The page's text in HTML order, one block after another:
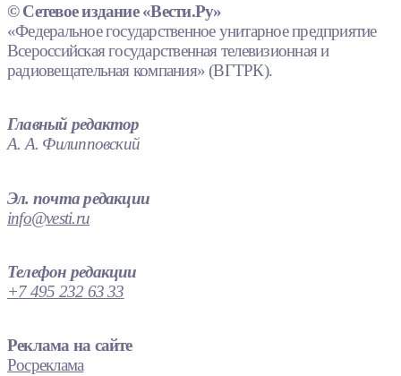
© Сетевое издание «Вести.Ру»
«Федеральное государственное унитарное предприятие
Всероссийская государственная телевизионная и
радиовещательная компания» (ВГТРК).
Главный редактор
А. А. Филипповский
Эл. почта редакции
info@vesti.ru
Телефон редакции
+7 495 232 63 33
Реклама на сайте
Росреклама